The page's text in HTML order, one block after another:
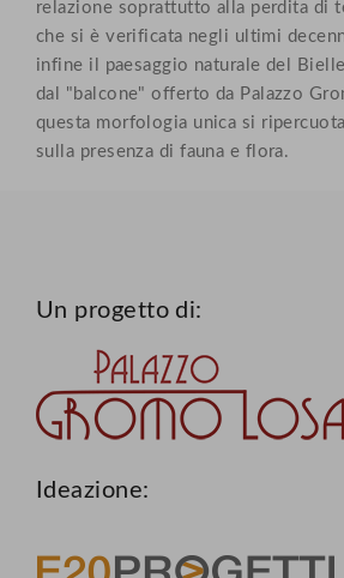
relazione soprattutto alla perdita di
che si è verificata negli ultimi
infine il paesaggio naturale del
dal "balcone" offerto da Palazzo
questa morfologia unica si
sulla presenza di fauna e flora.
Un progetto di:
Ideazione: